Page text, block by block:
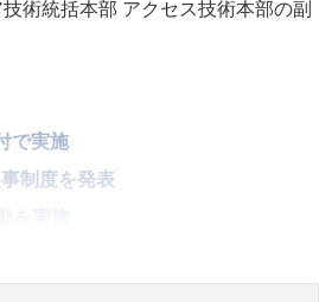
術統括本部 アクセス技術本部の副
で実施
制度を発表